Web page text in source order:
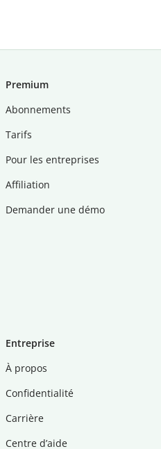
Premium
Abonnements
Tarifs
Pour les entreprises
Affiliation
Demander une démo
Entreprise
À propos
Confidentialité
Carrière
Centre d’aide